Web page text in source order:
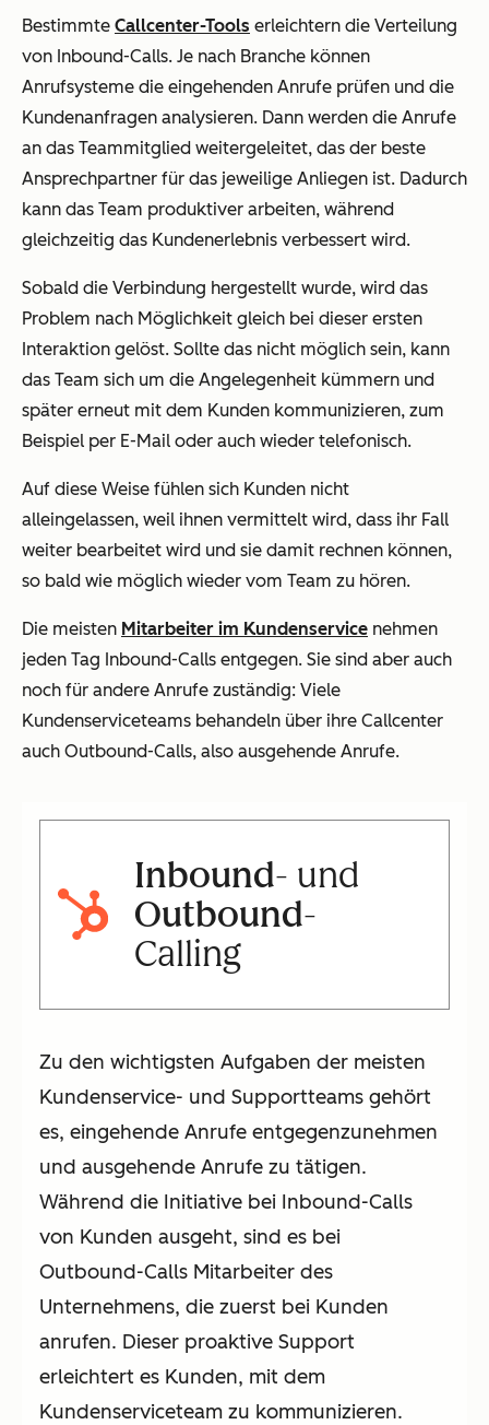
Bestimmte Callcenter-Tools erleichtern die Verteilung
von Inbound-Calls. Je nach Branche können
Anrufsysteme die eingehenden Anrufe prüfen und die
Kundenanfragen analysieren. Dann werden die Anrufe
an das Teammitglied weitergeleitet, das der beste
Ansprechpartner für das jeweilige Anliegen ist. Dadurch
kann das Team produktiver arbeiten, während
gleichzeitig das Kundenerlebnis verbessert wird.
Sobald die Verbindung hergestellt wurde, wird das
Problem nach Möglichkeit gleich bei dieser ersten
Interaktion gelöst. Sollte das nicht möglich sein, kann
das Team sich um die Angelegenheit kümmern und
später erneut mit dem Kunden kommunizieren, zum
Beispiel per E-Mail oder auch wieder telefonisch.
Auf diese Weise fühlen sich Kunden nicht
alleingelassen, weil ihnen vermittelt wird, dass ihr Fall
weiter bearbeitet wird und sie damit rechnen können,
so bald wie möglich wieder vom Team zu hören.
Die meisten Mitarbeiter im Kundenservice nehmen
jeden Tag Inbound-Calls entgegen. Sie sind aber auch
noch für andere Anrufe zuständig: Viele
Kundenserviceteams behandeln über ihre Callcenter
auch Outbound-Calls, also ausgehende Anrufe.
Inbound- und
Outbound-
Calling
Zu den wichtigsten Aufgaben der meisten
Kundenservice- und Supportteams gehört
es, eingehende Anrufe entgegenzunehmen
und ausgehende Anrufe zu tätigen.
Während die Initiative bei Inbound-Calls
von Kunden ausgeht, sind es bei
Outbound-Calls Mitarbeiter des
Unternehmens, die zuerst bei Kunden
anrufen. Dieser proaktive Support
erleichtert es Kunden, mit dem
Kundenserviceteam zu kommunizieren.